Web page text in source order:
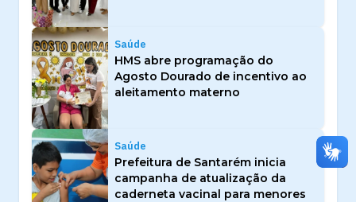
Saúde
HMS abre programação do
Agosto Dourado de incentivo ao
aleitamento materno
Saúde
Prefeitura de Santarém inicia
campanha de atualização da
caderneta vacinal para menores